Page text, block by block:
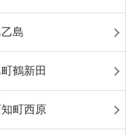
島
鶴新田
町西原